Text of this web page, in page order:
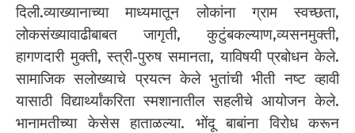
दिली.व्याख्यानाच्या माध्यमातून लोकांना ग्राम स्वच्छता,
लोकसंख्यावाढीबाबत जागृती, कुटुंबकल्याण,व्यसनमुक्ती,
हागणदारी मुक्ती, स्त्री-पुरुष समानता, याविषयी प्रबोधन केले.
सामाजिक सलोख्याचे प्रयत्न केले भुतांची भीती नष्ट व्हावी
यासाठी विद्यार्थ्यांकरिता स्मशानातील सहलीचे आयोजन केले.
भानामतीच्या केसेस हाताळल्या. भोंदू बाबांना विरोध करून